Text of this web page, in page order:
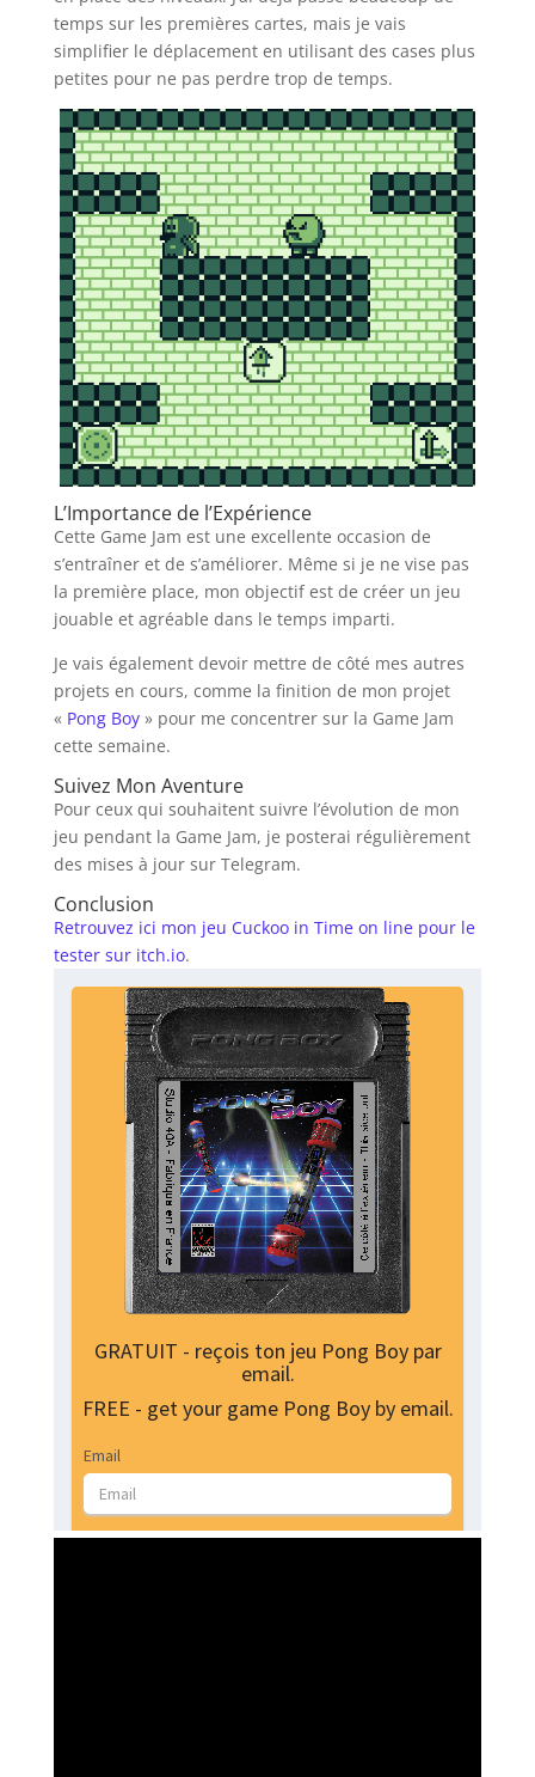
temps sur les premières cartes, mais je vais
simplifier le déplacement en utilisant des cases plus
petites pour ne pas perdre trop de temps.
L’Importance de l’Expérience
Cette Game Jam est une excellente occasion de
s’entraîner et de s’améliorer. Même si je ne vise pas
la première place, mon objectif est de créer un jeu
jouable et agréable dans le temps imparti.
Je vais également devoir mettre de côté mes autres
projets en cours, comme la finition de mon projet
« Pong Boy» pour me concentrer sur la Game Jam
cette semaine.
Suivez Mon Aventure
Pour ceux qui souhaitent suivre l’évolution de mon
jeu pendant la Game Jam, je posterai régulièrement
des mises à jour sur Telegram.
Conclusion
Retrouvez ici mon jeu Cuckoo in Time on line pour le
tester sur itch.io.